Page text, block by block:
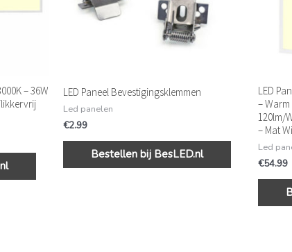
– 36W
LED Paneel Bevestigingsklemmen
Led panelen
€2.99
Bestellen bij BesLED.nl
LED
– Warm
120lm/
– Mat
Led
€54.99